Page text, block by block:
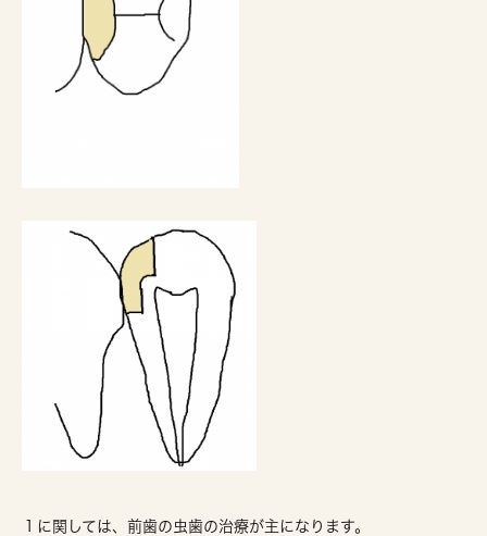
１に関しては、前歯の虫歯の治療が主になります。